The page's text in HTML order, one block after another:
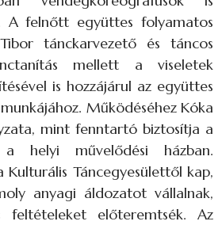
A felnőtt együttes folyamatos
tánckarvezető és táncos
mellett a viseletek
is hozzájárul az együttes
Működéséhez Kóka
mint fenntartó biztosítja a
a helyi művelődési házban.
Kulturális Táncegyesülettől kap,
anyagi áldozatot vállalnak,
feltételeket előteremtsék. Az